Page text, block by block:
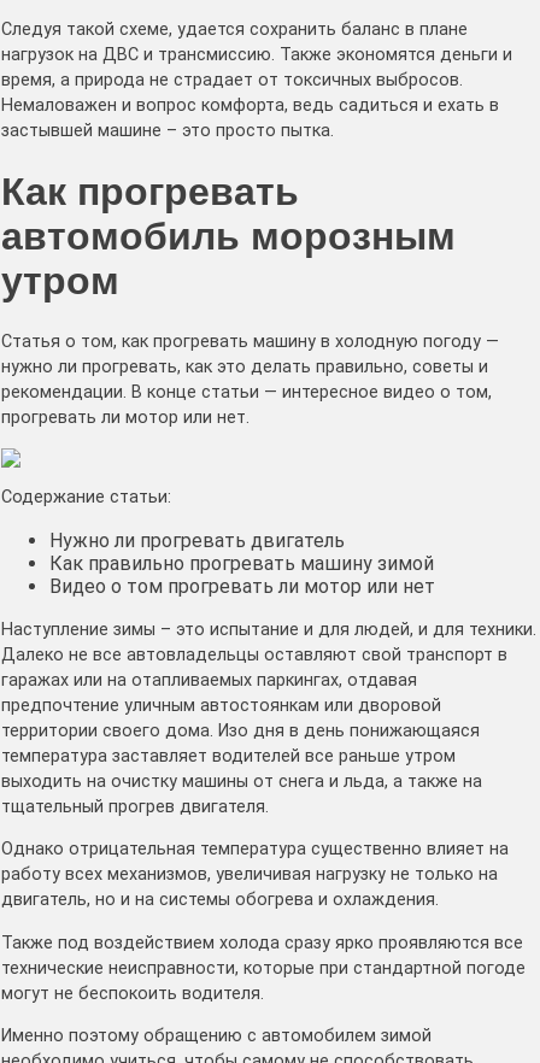
Следуя такой схеме, удается сохранить баланс в плане
нагрузок на ДВС и трансмиссию. Также экономятся деньги и
время, а природа не страдает от токсичных выбросов.
Немаловажен и вопрос комфорта, ведь садиться и ехать в
застывшей машине – это просто пытка.
Как прогревать
автомобиль морозным
утром
Статья о том, как прогревать машину в холодную погоду —
нужно ли прогревать, как это делать правильно, советы и
рекомендации. В конце статьи — интересное видео о том,
прогревать ли мотор или нет.
Содержание статьи:
Нужно ли прогревать двигатель
Как правильно прогревать машину зимой
Видео о том прогревать ли мотор или нет
Наступление зимы – это испытание и для людей, и для техники.
Далеко не все автовладельцы оставляют свой транспорт в
гаражах или на отапливаемых паркингах, отдавая
предпочтение уличным автостоянкам или дворовой
территории своего дома. Изо дня в день понижающаяся
температура заставляет водителей все раньше утром
выходить на очистку машины от снега и льда, а также на
тщательный прогрев двигателя.
Однако отрицательная температура существенно влияет на
работу всех механизмов, увеличивая нагрузку не только на
двигатель, но и на системы обогрева и охлаждения.
Также под воздействием холода сразу ярко проявляются все
технические неисправности, которые при стандартной погоде
могут не беспокоить водителя.
Именно поэтому обращению с автомобилем зимой